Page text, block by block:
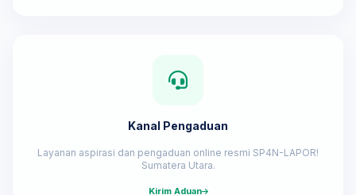
Kanal Pengaduan
Layanan aspirasi dan pengaduan online resmi SP4N-LAPOR!
Sumatera Utara.
Kirim Aduan